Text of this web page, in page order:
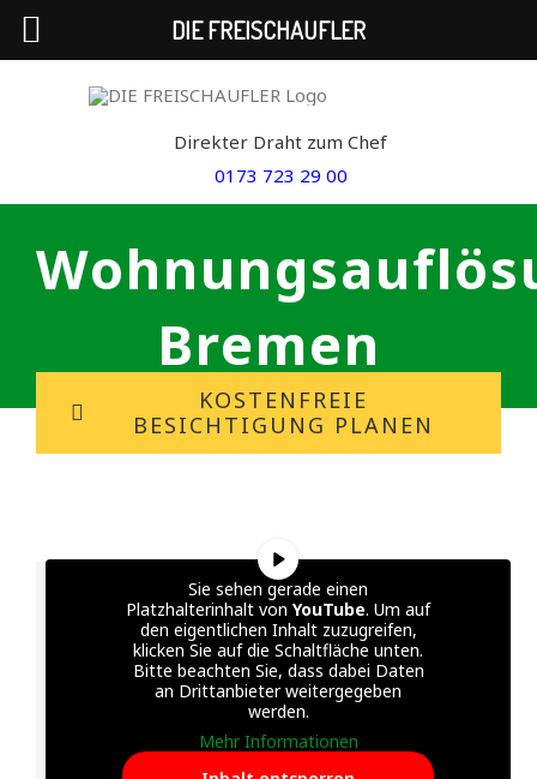
Direkter Draht zum Chef
0173 723 29 00
Bremen
KOSTENFREIE
BESICHTIGUNG PLANEN
Sie sehen gerade einen
Platzhalterinhalt von YouTube. Um auf
den eigentlichen Inhalt zuzugreifen,
klicken Sie auf die Schaltfläche unten.
Bitte beachten Sie, dass dabei Daten
an Drittanbieter weitergegeben
werden.
Mehr Informationen
DIE FREISCHAUFLER